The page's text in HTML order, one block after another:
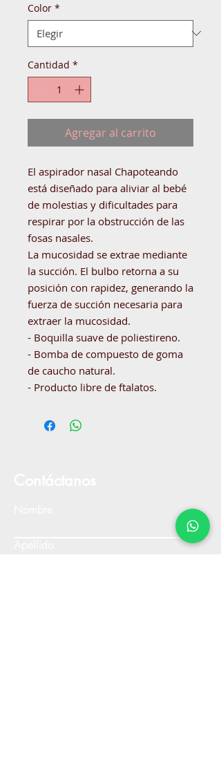
Color *
Cantidad *
Agregar al carrito
El aspirador nasal Chapoteando
está diseñado para aliviar al bebé
de molestias y dificultades para
respirar por la obstrucción de las
fosas nasales.
La mucosidad se extrae mediante
la succión. El bulbo retorna a su
posición con rapidez, generando la
fuerza de succión necesaria para
extraer la mucosidad.
- Boquilla suave de poliestireno.
- Bomba de compuesto de goma
de caucho natural.
- Producto libre de ftalatos.